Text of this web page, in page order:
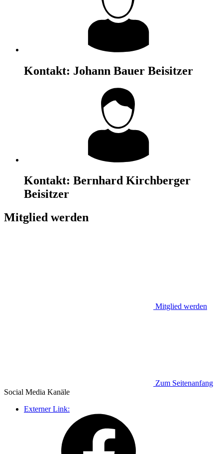
Kontakt: Johann Bauer Beisitzer
Kontakt: Bernhard Kirchberger
Beisitzer
Mitglied werden
Mitglied werden
Zum Seitenanfang
Social Media Kanäle
Externer Link: